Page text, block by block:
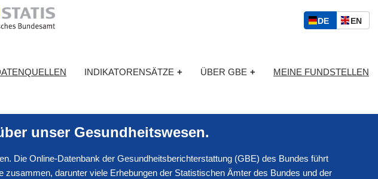
S
p
c
h
l
DED
S
ENE
I
H
INDIKATORENSÄTZE + ÜBER GBE + MEINE FUNDSTELLEN
unser Gesundheitswesen.
Die Online-Datenbank der Gesundheitsberichterstattung (GBE) des Bundes führt
darunter viele Erhebungen der Statistischen Ämter des Bundes und der